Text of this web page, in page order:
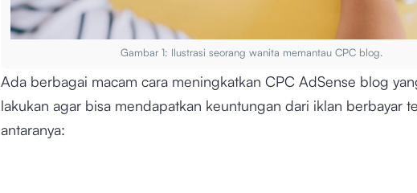
Gambar 1: Ilustrasi seorang wanita memantau CPC blog.
Ada berbagai macam cara meningkatkan CPC AdSense blog
lakukan agar bisa mendapatkan keuntungan dari iklan berbayar
antaranya: